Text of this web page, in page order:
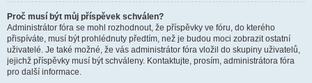
Proč musí být můj příspěvek schválen?
Administrátor fóra se mohl rozhodnout, že příspěvky ve fóru, do kterého
přispíváte, musí být prohlédnuty předtím, než je budou moci zobrazit ostatní
uživatelé. Je také možné, že vás administrátor fóra vložil do skupiny uživatelů,
jejichž příspěvky musí být schváleny. Kontaktujte, prosím, administrátora fóra
pro další informace.